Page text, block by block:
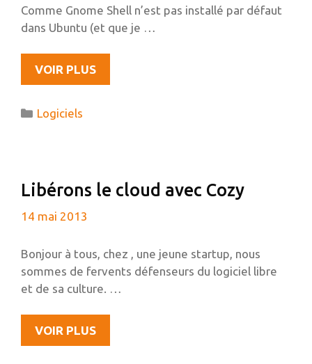
Comme Gnome Shell n’est pas installé par défaut
dans Ubuntu (et que je …
VOIR PLUSNOUVEL
ORDINATEUR
DE
Catégories
Logiciels
Libérons le cloud avec Cozy
14 mai 2013
Bonjour à tous, chez , une jeune startup, nous
sommes de fervents défenseurs du logiciel libre
et de sa culture. …
VOIR PLUSLIBÉRONS
LE